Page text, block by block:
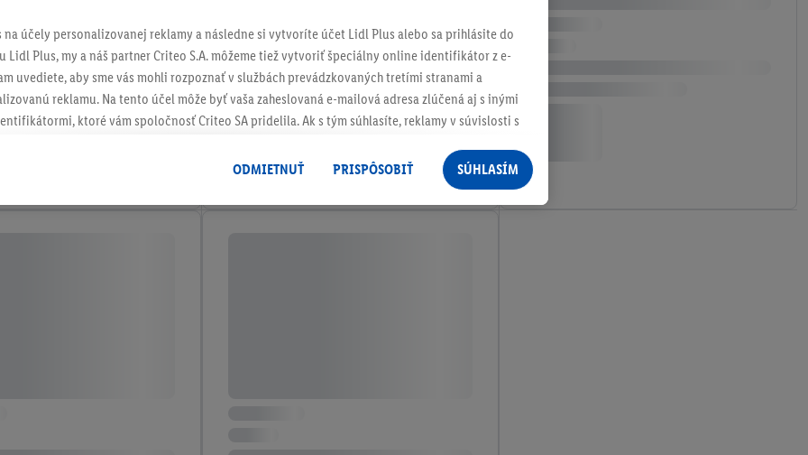
účely personalizovanej reklamy a následne si vytvoríte účet Lidl Plus alebo sa prihlásite do
Lidl Plus, my a náš partner Criteo S.A. môžeme tiež vytvoriť špeciálny online identifikátor z e-
uvediete, aby sme vás mohli rozpoznať v službách prevádzkovaných tretími stranami a
reklamu. Na tento účel môže byť vaša zaheslovaná e-mailová adresa zlúčená aj s inými
ktoré vám spoločnosť Criteo SA pridelila. Ak s tým súhlasíte, reklamy v súvislosti s
nie jeho zakúpením), sa môžu zobrazovať aj na rôznych zariadeniach a v rôznych službách
možno priradiť niekoľko koncových zariadení alebo používanie viacerých služieb spoločnosti
e-mailovej adresy a prípadne ďalších identifikátorov/identifikátorov, ktoré má
ODMIETNUŤ PRISPÔSOBIŤ SÚHLASÍM